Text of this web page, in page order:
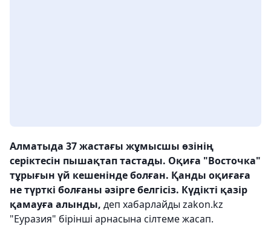
Алматыда 37 жастағы жұмысшы өзінің
серіктесін пышақтап тастады. Оқиға "Восточка"
тұрығын үй кешенінде болған. Қанды оқиғаға
не түрткі болғаны әзірге белгісіз. Күдікті қазір
қамауға алынды, деп хабарлайды zakon.kz
"Еуразия" бірінші арнасына сілтеме жасап.